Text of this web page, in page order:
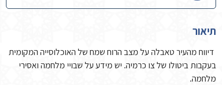
תיאור
דיווח מהעיר טאבלה על מצב הרוח שמח של האוכלוסייה המקומית
בעקבות ביטולו של צו כרמיה. יש מידע על שבויי מלחמה ואסירי
מלחמה.